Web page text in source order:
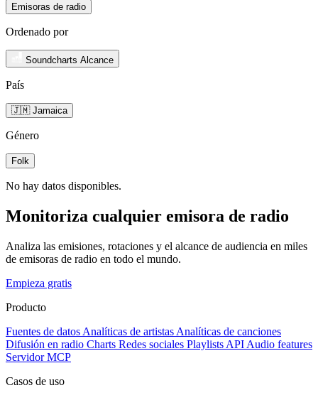
Emisoras de radio
Ordenado por
Soundcharts Alcance
País
🇯🇲 Jamaica
Género
Folk
No hay datos disponibles.
Monitoriza cualquier emisora de radio
Analiza las emisiones, rotaciones y el alcance de audiencia en miles
de emisoras de radio en todo el mundo.
Empieza gratis
Producto
Fuentes de datos Analíticas de artistas Analíticas de canciones
Difusión en radio Charts Redes sociales Playlists API Audio features
Servidor MCP
Casos de uso